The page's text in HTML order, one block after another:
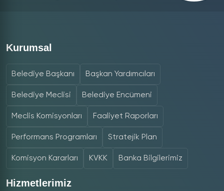
Kurumsal
Belediye Başkanı Başkan Yardımcıları
Belediye Meclisi Belediye Encümeni
Meclis Komisyonları Faaliyet Raporları
Performans Programları Stratejik Plan
Komisyon Kararları KVKK Banka Bilgilerimiz
Hizmetlerimiz